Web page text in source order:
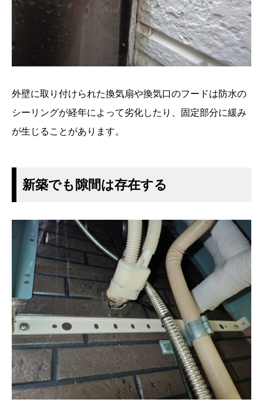
外壁に取り付けられた換気扇や換気口のフードは防水の
シーリングが経年によって劣化したり、固定部分に緩み
が生じることがあります。
新築でも隙間は存在する